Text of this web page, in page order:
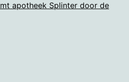
apotheek Splinter door de